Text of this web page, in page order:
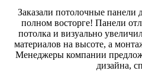
Заказали потолочные панели
полном восторге! Панели
потолка и визуально
материалов на высоте, а
Менеджеры компании
дизайна,